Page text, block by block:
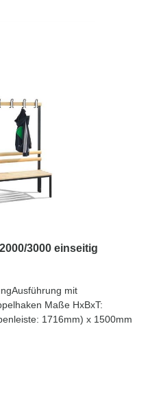
3000 einseitig
mit
Maße HxBxT:
1716mm) x 1500mm